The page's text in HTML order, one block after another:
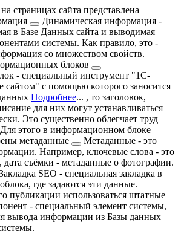
страницах сайта представлена
Динамическая информация -
в Базе Данных сайта и выводимая
системы. Как правило, это -
со множеством свойств.
блоков
- специальный инструмент "1С-
сайтом" с помощью которого заносится
Подробнее... , то заголовок,
для них могут устанавливаться
Это существенно облегчает труд
этого в информационном блоке
метаданные
Метаданные - это
Например, ключевые слова - это
дата съёмки - метаданные о фотографии.
SEO - специальная закладка в
где задаются эти данные.
публикации использоваться штатные
- специальный элемент системы,
вывода информации из Базы данных